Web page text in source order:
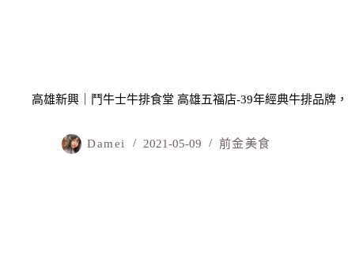
高雄新興｜鬥牛士牛排食堂 高雄五福店-39年經典牛排品牌
Damei 2021-05-09 前金美食